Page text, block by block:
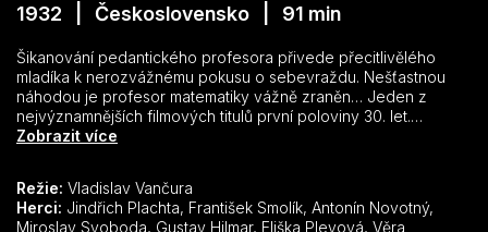
1932 | Československo | 91 min
Šikanování pedantického profesora přivede přecitlivělého
mladíka k nerozvážnému pokusu o sebevraždu. Nešťastnou
náhodou je profesor matematiky vážně zraněn… Jeden z
nejvýznamnějších filmových titulů první poloviny 30. let.
Spolupráce filmového nadšence a spisovatele Vladislava
filmové pokusy už nedosáhly. Mezi mladými představiteli
studentů se objevilo několik budoucích filmařů.
Zobrazit více
Režie: Vladislav Vančura
Herci:
Miroslav Svoboda, Gustav Hilmar, Eliška Pleyová, Věra